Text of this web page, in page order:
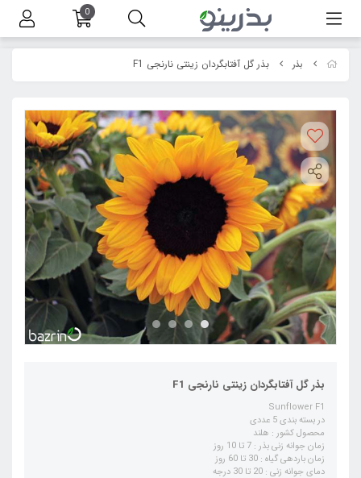
بذر بذر گل آفتابگردان زینتی نارنجی F1
بذر گل آفتابگردان زینتی نارنجی F1
Sunflower F1
در بسته بندی 5 عددی
محصول کشور : هلند
زمان جوانه زنی بذر : 7 تا 10 روز
زمان باردهی گیاه : 30 تا 60 روز
دمای جوانه زنی : 20 تا 30 درجه
0